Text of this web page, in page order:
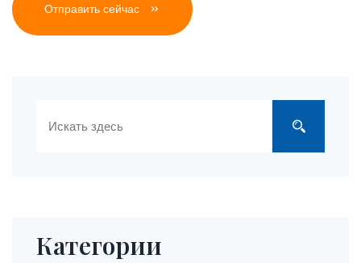
Отправить сейчас
Категории